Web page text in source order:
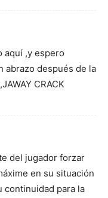
aquí ,y espero
abrazo después de la
CRACK
del jugador forzar
en su situación
continuidad para la